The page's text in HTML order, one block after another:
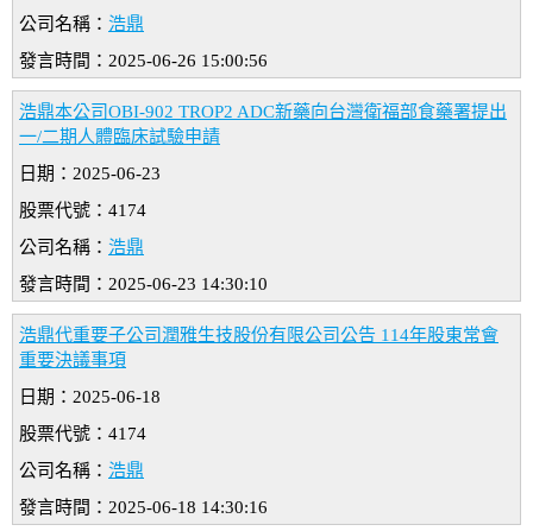
公司名稱： 浩鼎
發言時間：2025-06-26 15:00:56
浩鼎本公司OBI-902 TROP2 ADC新藥向台灣衛福部食藥署提出
一/二期人體臨床試驗申請
日期：2025-06-23
股票代號：4174
公司名稱： 浩鼎
發言時間：2025-06-23 14:30:10
浩鼎代重要子公司潤雅生技股份有限公司公告 114年股東常會
重要決議事項
日期：2025-06-18
股票代號：4174
公司名稱： 浩鼎
發言時間：2025-06-18 14:30:16